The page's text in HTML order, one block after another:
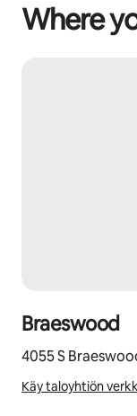
Where
Braeswood
4055 S
Käy taloyhtiön